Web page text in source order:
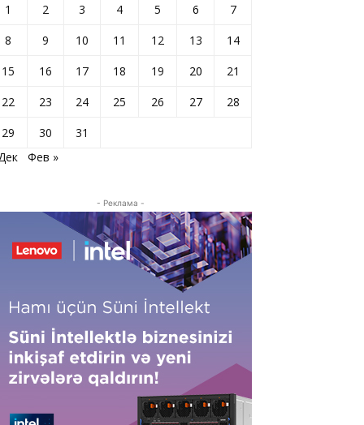
1 2 3 4 5 6
7
8
9 10 11 12 13
14
15
16 17 18 19 20
21
22
23 24 25 26 27
28
29
30
31
Фев »
- Реклама -